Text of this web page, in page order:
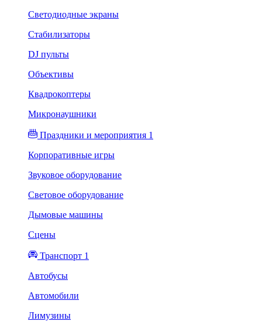
Светодиодные экраны
Стабилизаторы
DJ пульты
Объективы
Квадрокоптеры
Микронаушники
Праздники и мероприятия 1
Корпоративные игры
Звуковое оборудование
Световое оборудование
Дымовые машины
Сцены
Транспорт 1
Автобусы
Автомобили
Лимузины